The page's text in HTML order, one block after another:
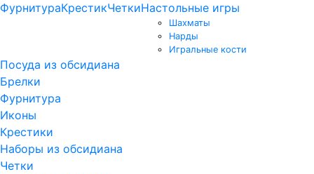
ФурнитураКрестикЧеткиНастольные игры
Шахматы
Нарды
Игральные кости
Посуда из обсидиана
Брелки
Фурнитура
Иконы
Крестики
Наборы из обсидиана
Четки